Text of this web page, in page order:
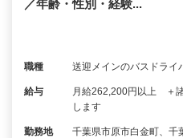
／年齢・性別・経験...
職種 送迎メインのバスドライ
給与
月給262,200円以上 ＋
します
勤務地 千葉県市原市白金町、千